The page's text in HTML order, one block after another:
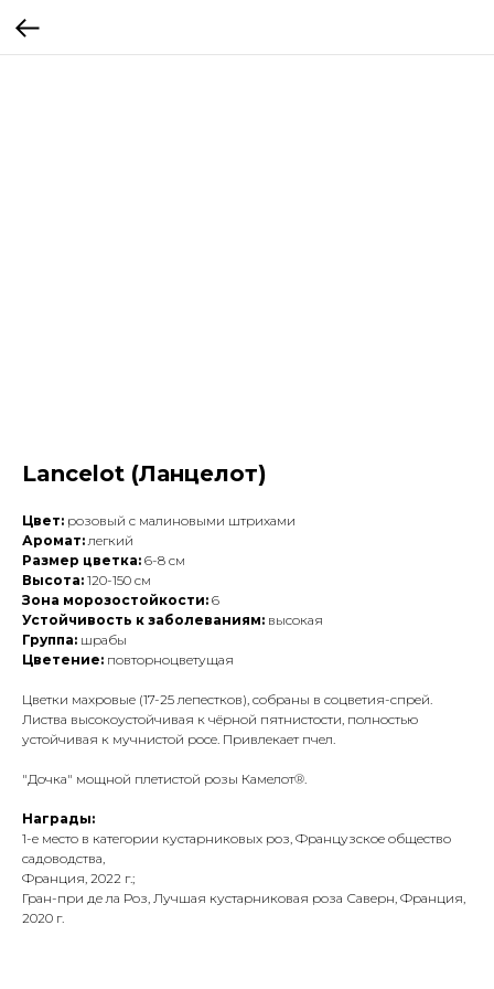
Lancelot (Ланцелот)
Цвет: розовый с малиновыми штрихами
Аромат:легкий
Размер цветка: 6-8 см
Высота: 120-150 см
Зона морозостойкости: 6
Устойчивость к заболеваниям: высокая
Группа: шрабы
Цветение: повторноцветущая
Цветки махровые (17-25 лепестков), собраны в соцветия-спрей.
Листва высокоустойчивая к чёрной пятнистости, полностью
устойчивая к мучнистой росе. Привлекает пчел.
"Дочка" мощной плетистой розы Камелот®.
Награды:
1-е место в категории кустарниковых роз, Французское общество
садоводства,
Франция, 2022 г.;
Гран-при де ла Роз, Лучшая кустарниковая роза Саверн, Франция,
2020 г.